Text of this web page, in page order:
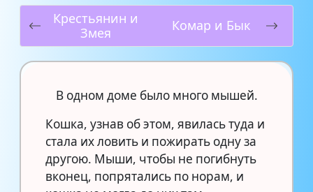
Крестьянин и
Змея
Комар и Бык
В одном доме было много мышей.
Кошка, узнав об этом, явилась туда и
стала их ловить и пожирать одну за
другою. Мыши, чтобы не погибнуть
вконец, попрятались по норам, и